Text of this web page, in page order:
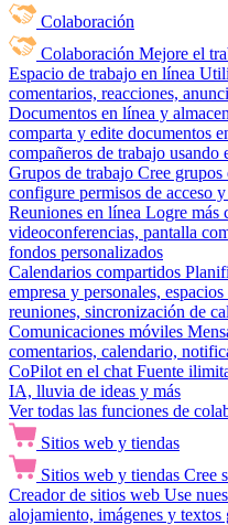
Colaboración
Colaboración Mejore el
Espacio de trabajo en línea
comentarios, reacciones,
Documentos en línea y
comparta y edite documentos
compañeros de trabajo usando
Grupos de trabajo Cree grupos
configure permisos de acceso
Reuniones en línea Logre más
videoconferencias, pantalla
fondos personalizados
Calendarios compartidos
empresa y personales,
reuniones, sincronización de
Comunicaciones móviles
comentarios, calendario,
CoPilot en el chat Fuente
IA, lluvia de ideas y más
Ver todas las funciones de
Sitios web y tiendas
Sitios web y tiendas Cree
Creador de sitios web Use
alojamiento, imágenes y